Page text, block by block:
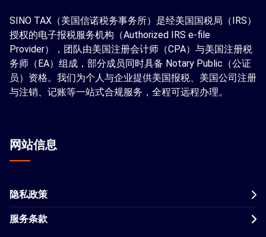
SINO TAX（美国信诺税务事务所）是经美国国税局（IRS）
授权的电子报税服务机构（Authorized IRS e-file
Provider），团队由美国注册会计师（CPA）与美国注册税
务师（EA）组成，部分成员同时具备 Notary Public（公证
员）资格。我们为个人与企业提供美国报税、美国公司注册
与注销、记账等一站式合规服务，全程可远程办理。
网站信息
隐私政策
服务条款